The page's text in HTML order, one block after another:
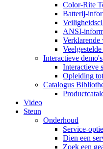
Color-Rite
Batterij-
ANSI-
Interactieve
Interactieve
Opleiding
Catalogus
Video
Steun
Onderhoud
Service-
Dien een
Zoek een